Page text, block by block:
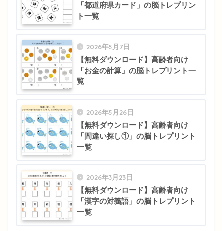
「都道府県カード」の脳トレプリン
ト一覧
2026年5月7日
【無料ダウンロード】高齢者向け
「お金の計算」の脳トレプリント一
覧
2026年5月26日
【無料ダウンロード】高齢者向け
「間違い探し①」の脳トレプリント
一覧
2026年3月23日
【無料ダウンロード】高齢者向け
「漢字の対義語」の脳トレプリント
一覧